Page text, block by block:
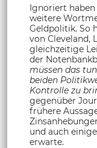
Ignoriert
weitere
Geldpolitik. So
von Cleveland,
gleichzeitige
der
müssen das
beiden
Kontrolle zu
gegenüber
frühere
und auch
erwarte.